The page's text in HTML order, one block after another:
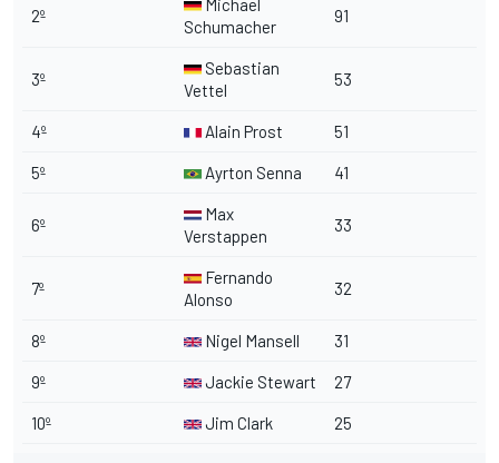
2º
Schumacher
91
3º
Sebastian
Vettel
53
4º Alain Prost 51
5º Ayrton Senna 41
6º
Max
Verstappen
33
7º
Fernando
Alonso
32
8º Nigel Mansell 31
9º Jackie Stewart 27
10º Jim Clark 25